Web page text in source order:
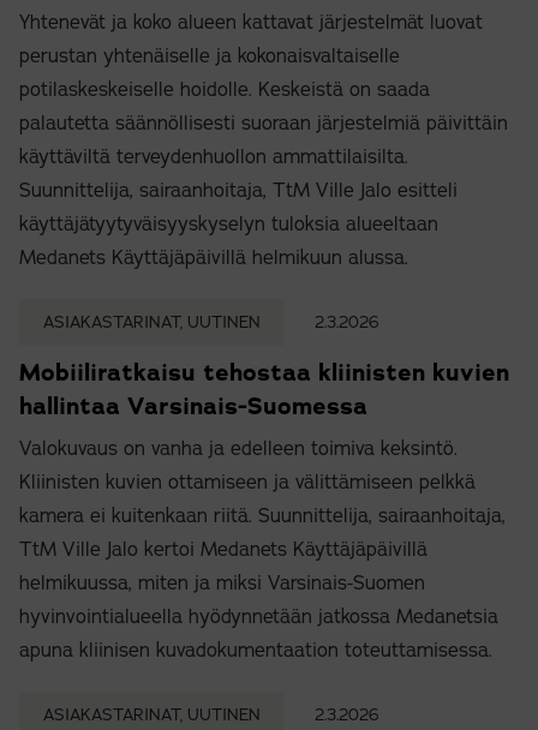
Yhtenevät ja koko alueen kattavat järjestelmät luovat
perustan yhtenäiselle ja kokonaisvaltaiselle
potilaskeskeiselle hoidolle. Keskeistä on saada
palautetta säännöllisesti suoraan järjestelmiä päivittäin
käyttäviltä terveydenhuollon ammattilaisilta.
Suunnittelija, sairaanhoitaja, TtM Ville Jalo esitteli
käyttäjätyytyväisyyskyselyn tuloksia alueeltaan
Medanets Käyttäjäpäivillä helmikuun alussa.
ASIAKASTARINAT, UUTINEN 2.3.2026
Mobiiliratkaisu tehostaa kliinisten kuvien
hallintaa Varsinais-Suomessa
Valokuvaus on vanha ja edelleen toimiva keksintö.
Kliinisten kuvien ottamiseen ja välittämiseen pelkkä
kamera ei kuitenkaan riitä. Suunnittelija, sairaanhoitaja,
TtM Ville Jalo kertoi Medanets Käyttäjäpäivillä
helmikuussa, miten ja miksi Varsinais-Suomen
hyvinvointialueella hyödynnetään jatkossa Medanetsia
apuna kliinisen kuvadokumentaation toteuttamisessa.
ASIAKASTARINAT, UUTINEN 2.3.2026